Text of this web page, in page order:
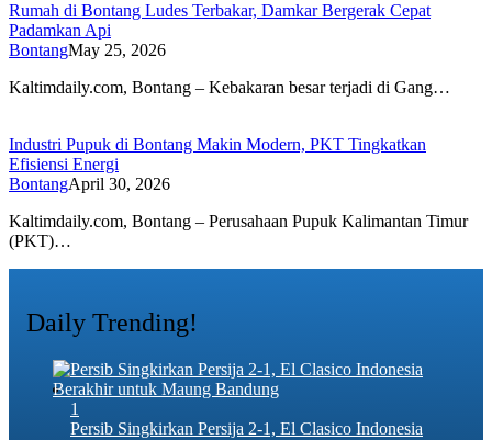
Rumah di Bontang Ludes Terbakar, Damkar Bergerak Cepat
Padamkan Api
BontangMay 25, 2026
Kaltimdaily.com, Bontang – Kebakaran besar terjadi di Gang…
Industri Pupuk di Bontang Makin Modern, PKT Tingkatkan
Efisiensi Energi
BontangApril 30, 2026
Kaltimdaily.com, Bontang – Perusahaan Pupuk Kalimantan Timur
(PKT)…
Daily Trending!
1
Persib Singkirkan Persija 2-1, El Clasico Indonesia